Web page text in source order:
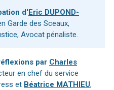
d'Eric DUPOND-
Garde des Sceaux,
Avocat pénaliste.
par Charles
en chef du service
et Béatrice MATHIEU,